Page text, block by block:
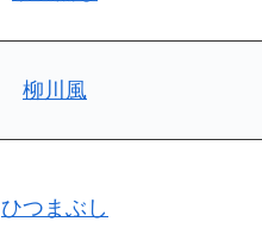
柳川風
ひつまぶし